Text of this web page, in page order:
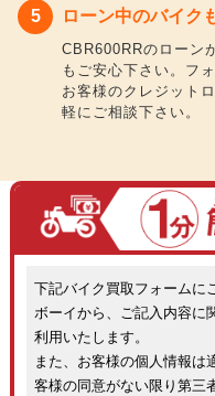
ローン中のバイク
CBR600RRのローン
もご安心下さい。フ
お客様のクレジット
軽にご相談下さい。
下記バイク買取フォームに
ボーイから、ご記入内容に
利用いたします。
また、お客様の個人情報は
客様の同意がない限り第三